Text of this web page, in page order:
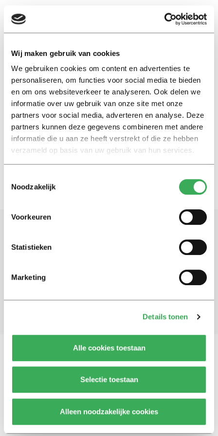
Wij maken gebruik van cookies
We gebruiken cookies om content en advertenties te
personaliseren, om functies voor social media te bieden
en om ons websiteverkeer te analyseren. Ook delen we
informatie over uw gebruik van onze site met onze
partners voor social media, adverteren en analyse. Deze
partners kunnen deze gegevens combineren met andere
informatie die u aan ze heeft verstrekt of die ze hebben
verzameld op basis van uw gebruik van hun services.
Noodzakelijk
Voorkeuren
Statistieken
Marketing
Details tonen
Alle cookies toestaan
Selectie toestaan
Alleen noodzakelijke cookies
EN
Wilma Jansen
Nieuws
Dienstverlening UB stil ter
nagedachtenis aan Wilma
Jansen
15 juni 2016
Blijf op de hoogte. Meld je aan voor de nieuwsbrief van
Aanmelden
Vragen, opmerkingen of tips?
© 2026 -Over ons Disclaimer Adverteren Werken bij Contact